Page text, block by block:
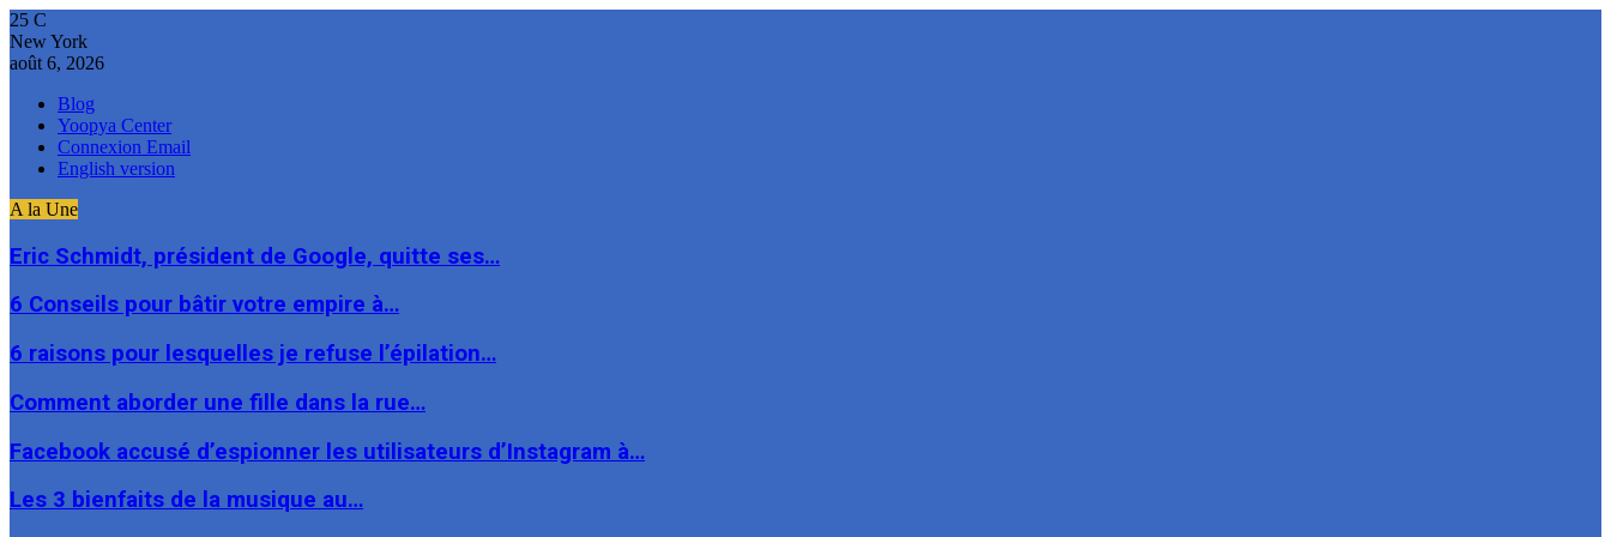
25 C
New York
août 6, 2026
Blog
Yoopya Center
Connexion Email
English version
A la Une
Eric Schmidt, président de Google, quitte ses…
6 Conseils pour bâtir votre empire à…
6 raisons pour lesquelles je refuse l’épilation…
Comment aborder une fille dans la rue…
Facebook accusé d’espionner les utilisateurs d’Instagram à…
Les 3 bienfaits de la musique au…